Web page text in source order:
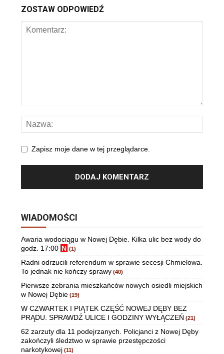
ZOSTAW ODPOWIEDŹ
Zapisz moje dane w tej przeglądarce.
WIADOMOŚCI
Awaria wodociągu w Nowej Dębie. Kilka ulic bez wody do
godz. 17:00 N (1)
Radni odrzucili referendum w sprawie secesji Chmielowa.
To jednak nie kończy sprawy (40)
Pierwsze zebrania mieszkańców nowych osiedli miejskich
w Nowej Dębie (19)
W CZWARTEK I PIĄTEK CZĘŚĆ NOWEJ DĘBY BEZ
PRĄDU. SPRAWDŹ ULICE I GODZINY WYŁĄCZEŃ (21)
62 zarzuty dla 11 podejrzanych. Policjanci z Nowej Dęby
zakończyli śledztwo w sprawie przestępczości
narkotykowej (11)